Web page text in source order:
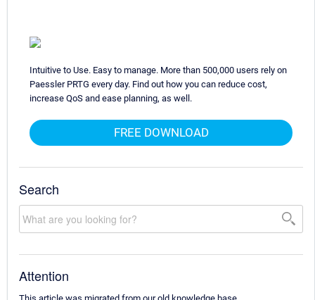
Intuitive to Use. Easy to manage. More than 500,000 users rely on
Paessler PRTG every day. Find out how you can reduce cost,
increase QoS and ease planning, as well.
FREE DOWNLOAD
Search
Attention